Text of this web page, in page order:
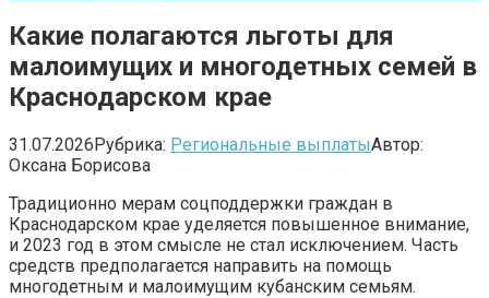
Какие полагаются льготы для
малоимущих и многодетных семей в
Краснодарском крае
31.07.2026Рубрика: Региональные выплатыАвтор:
Оксана Борисова
Традиционно мерам соцподдержки граждан в
Краснодарском крае уделяется повышенное внимание,
и 2023 год в этом смысле не стал исключением. Часть
средств предполагается направить на помощь
многодетным и малоимущим кубанским семьям.